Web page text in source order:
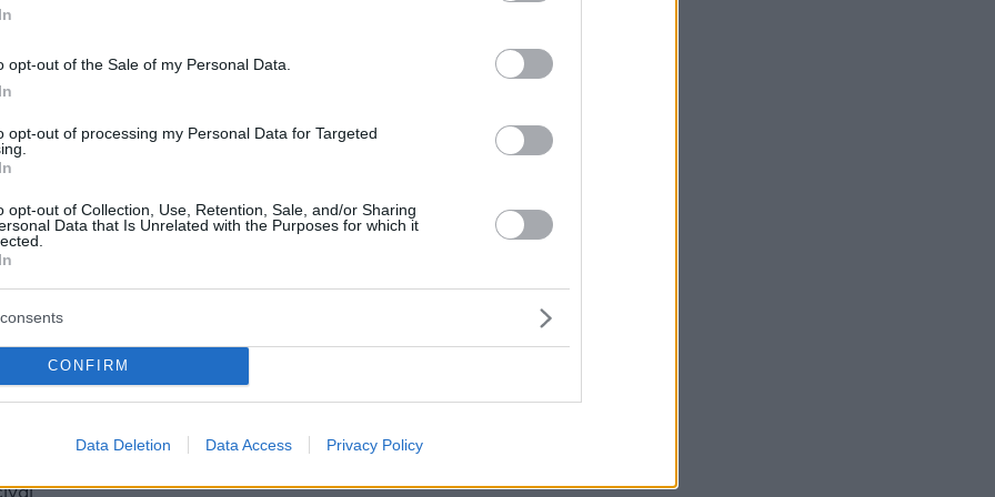
opt-out of the Sale of my Personal Data.
opt-out of processing my Personal Data for Targeted
opt-out of Collection, Use, Retention, Sale, and/or Sharing
Data that Is Unrelated with the Purposes for which it
CONFIRM
Data Deletion Data Access Privacy Policy
αρνείται ότι έχει κάνει
και αισθητικές επεμβάσεις: Το
μου είναι όταν βλέπω
χέρια
κυνηγώντας μια ιδέα τελειότητας για να
αλλαγές στις εκφράσεις
που μαρτυρούν ότι
ότι υπάρχουν 6 διακριτές κινήσεις των μυών